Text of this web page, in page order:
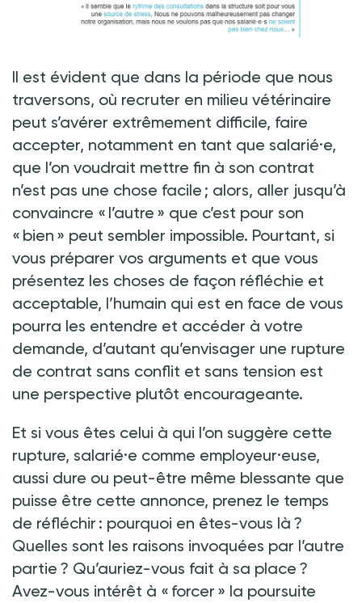
Il est évident que dans la période que nous
traversons, où recruter en milieu vétérinaire
peut s’avérer extrêmement difficile, faire
accepter, notamment en tant que salarié·e,
que l’on voudrait mettre fin à son contrat
n’est pas une chose facile ; alors, aller jusqu’à
convaincre « l’autre » que c’est pour son
« bien » peut sembler impossible. Pourtant, si
vous préparer vos arguments et que vous
présentez les choses de façon réfléchie et
acceptable, l’humain qui est en face de vous
pourra les entendre et accéder à votre
demande, d’autant qu’envisager une rupture
de contrat sans conflit et sans tension est
une perspective plutôt encourageante.
Et si vous êtes celui à qui l’on suggère cette
rupture, salarié·e comme employeur·euse,
aussi dure ou peut-être même blessante que
puisse être cette annonce, prenez le temps
de réfléchir : pourquoi en êtes-vous là ?
Quelles sont les raisons invoquées par l’autre
partie ? Qu’auriez-vous fait à sa place ?
Avez-vous intérêt à « forcer » la poursuite